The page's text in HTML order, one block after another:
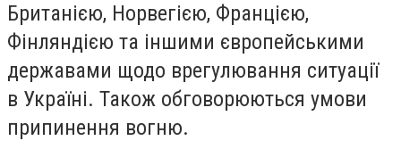
Британією, Норвегією, Францією,
Фінляндією та іншими європейськими
державами щодо врегулювання ситуації
в Україні. Також обговорюються умови
припинення вогню.